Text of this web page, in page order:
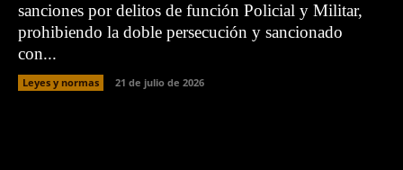
sanciones por delitos de función Policial y Militar,
prohibiendo la doble persecución y sancionado
con...
Leyes y normas 21 de julio de 2026